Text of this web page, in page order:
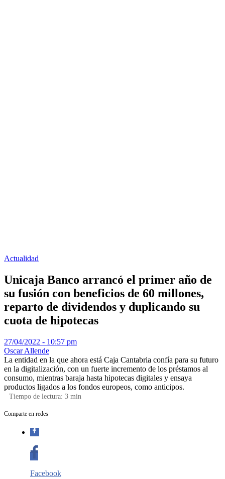
Actualidad
Unicaja Banco arrancó el primer año de
su fusión con beneficios de 60 millones,
reparto de dividendos y duplicando su
cuota de hipotecas
27/04/2022 - 10:57 pm
Oscar Allende
La entidad en la que ahora está Caja Cantabria confía para su futuro
en la digitalización, con un fuerte incremento de los préstamos al
consumo, mientras baraja hasta hipotecas digitales y ensaya
productos ligados a los fondos europeos, como anticipos.
Tiempo de lectura: 3 min
Comparte en redes
Facebook